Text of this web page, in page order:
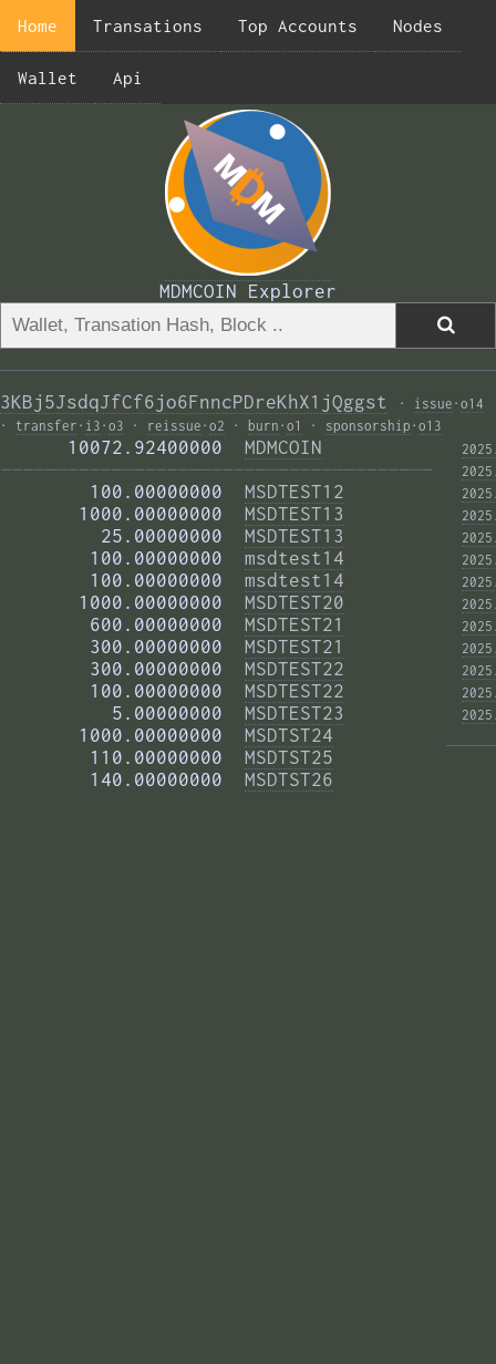
Home Transations Top Accounts Nodes
Wallet Api
MDMCOIN Explorer
3KBj5JsdqJfCf6jo6FnncPDreKhX1jQggst · issue · o14
· transfer · i3 · o3 · reissue · o2 · burn · o1 · sponsorship · o13
      10072.92400000
MDMCOIN
———————————————————————————————————————
        100.00000000
MSDTEST12
       1000.00000000
MSDTEST13
         25.00000000
MSDTEST13
        100.00000000
msdtest14
        100.00000000
msdtest14
       1000.00000000
MSDTEST20
        600.00000000
MSDTEST21
        300.00000000
MSDTEST21
        300.00000000
MSDTEST22
        100.00000000
MSDTEST22
          5.00000000
MSDTEST23
       1000.00000000
MSDTST24
        110.00000000
MSDTST25
        140.00000000
MSDTST26